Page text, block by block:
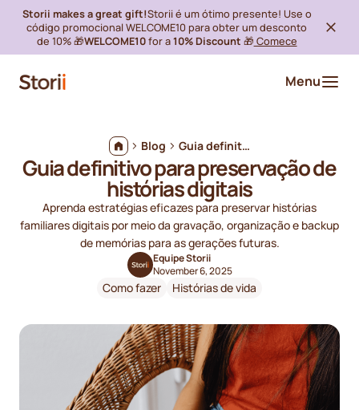
Storii makes a great gift!Storii é um ótimo presente! Use o
código promocional WELCOME10 para obter um desconto
de 10% 🎁WELCOME10for a10% Discount 🎁 Comece
Menu
Blog Guia definitivo para preservação de histórias digitais
Guia definitivo para preservação de
histórias digitais
Aprenda estratégias eficazes para preservar histórias
familiares digitais por meio da gravação, organização e backup
de memórias para as gerações futuras.
Equipe Storii
November 6, 2025
Como fazer Histórias de vida